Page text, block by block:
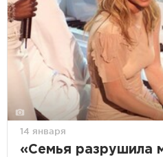
14 января
«Семья разрушила